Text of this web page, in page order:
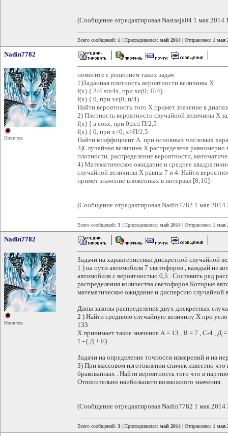
(Сообщение отредактировал Nastasja04 1 мая 2014
Всего сообщений: 1 | Присоединился: май 2014 | Отправлено: 1 мая
Nadin7782
Новичок
помогите с решением таких задач
1)Заданная плотность вероятности величины Х
f(х) { 2/4 sin4x, при хє(0; П/4)
f(x) { 0, при хє(0; п/4)
Найти вероятность того Х примет значение в
2) Плотность вероятности случайной величины Х
f(х) { a cosx, при 0≤x≤ П/2,5
f(х) { 0, при x<0, x>П/2,5
Найти коэффициент А при основных числовых
3)Случайная величина Х распределена
плотности, распределение вероятности,
4) Математическое ожидание и среднее
случайной величины Х равны 7 и 4. Найти
примет значение вложенных в интервал [8;16]
(Сообщение отредактировал Nadin7782 1 мая 2014
Всего сообщений: 3 | Присоединился: май 2014 | Отправлено: 1 мая
Nadin7782
Новичок
Задачи на характеристики дискретной случайной
1 ) на пути автомобиля 7 светофоров , каждый из
автомобиля с вероятностью 0,5 . Составить ряд
распределения количества светофоров Которые
математическое ожидание и дисперсию случайной
Даны законы распределения двух дискретных
2 ) Найти среднюю случайную величину Х при
133
Х принимает такие значения А = 13 , В = 7 , С-4 , Д
1 - ( Д + Е)
Задачи на определение точности измерений и на
3) При массовом изготовлении спичек известно
бракованных . Найти вероятность того что в
Относительно наибольшего возможного значения.
(Сообщение отредактировал Nadin7782 1 мая 2014
Всего сообщений: 3 | Присоединился: май 2014 | Отправлено: 1 мая